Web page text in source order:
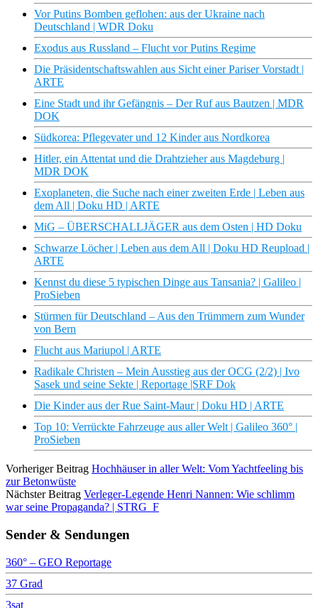
Vor Putins Bomben geflohen: aus der Ukraine nach
Deutschland | WDR Doku
Exodus aus Russland – Flucht vor Putins Regime
Die Präsidentschaftswahlen aus Sicht einer Pariser Vorstadt |
ARTE
Eine Stadt und ihr Gefängnis – Der Ruf aus Bautzen | MDR
DOK
Südkorea: Pflegevater und 12 Kinder aus Nordkorea
Hitler, ein Attentat und die Drahtzieher aus Magdeburg |
MDR DOK
Exoplaneten, die Suche nach einer zweiten Erde | Leben aus
dem All | Doku HD | ARTE
MiG – ÜBERSCHALLJÄGER aus dem Osten | HD Doku
Schwarze Löcher | Leben aus dem All | Doku HD Reupload |
ARTE
Kennst du diese 5 typischen Dinge aus Tansania? | Galileo |
ProSieben
Stürmen für Deutschland – Aus den Trümmern zum Wunder
von Bern
Flucht aus Mariupol | ARTE
Radikale Christen – Mein Ausstieg aus der OCG (2/2) | Ivo
Sasek und seine Sekte | Reportage |SRF Dok
Die Kinder aus der Rue Saint-Maur | Doku HD | ARTE
Top 10: Verrückte Fahrzeuge aus aller Welt | Galileo 360° |
ProSieben
Vorheriger Beitrag Hochhäuser in aller Welt: Vom Yachtfeeling bis
zur Betonwüste
Nächster Beitrag Verleger-Legende Henri Nannen: Wie schlimm
war seine Propaganda? | STRG_F
Sender & Sendungen
360° – GEO Reportage
37 Grad
3sat